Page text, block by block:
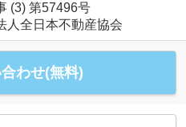
(3) 第57496号
人全日本不動産協会
わせ(無料)